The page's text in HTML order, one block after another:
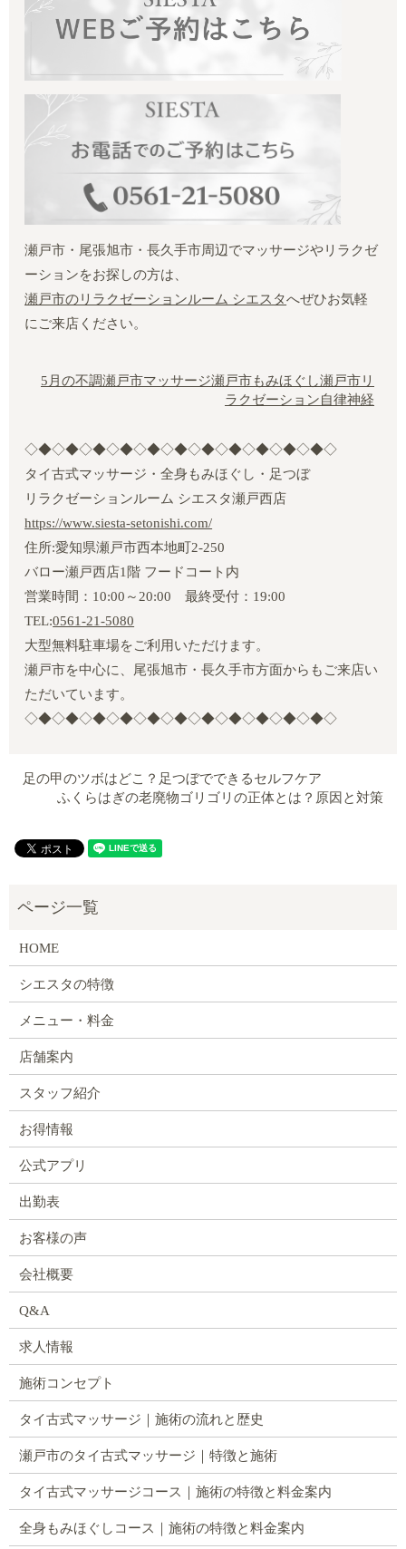
瀬戸市・尾張旭市・長久手市周辺でマッサージやリラクゼ
ーションをお探しの方は、
瀬戸市のリラクゼーションルーム シエスタへぜひお気軽
にご来店ください。
5月の不調瀬戸市マッサージ瀬戸市もみほぐし瀬戸市リ
ラクゼーション自律神経
◇◆◇◆◇◆◇◆◇◆◇◆◇◆◇◆◇◆◇◆◇◆◇
タイ古式マッサージ・全身もみほぐし・足つぼ
リラクゼーションルーム シエスタ瀬戸西店
https://www.siesta-setonishi.com/
住所:愛知県瀬戸市西本地町2‐250
バロー瀬戸西店1階 フードコート内
営業時間：10:00～20:00 最終受付：19:00
TEL:0561-21-5080
大型無料駐車場をご利用いただけます。
瀬戸市を中心に、尾張旭市・長久手市方面からもご来店い
ただいています。
◇◆◇◆◇◆◇◆◇◆◇◆◇◆◇◆◇◆◇◆◇◆◇
足の甲のツボはどこ？足つぼでできるセルフケア
ふくらはぎの老廃物ゴリゴリの正体とは？原因と対策
HOME
シエスタの特徴
メニュー・料金
店舗案内
スタッフ紹介
お得情報
公式アプリ
出勤表
お客様の声
会社概要
Q&A
求人情報
施術コンセプト
タイ古式マッサージ｜施術の流れと歴史
瀬戸市のタイ古式マッサージ｜特徴と施術
タイ古式マッサージコース｜施術の特徴と料金案内
全身もみほぐしコース｜施術の特徴と料金案内